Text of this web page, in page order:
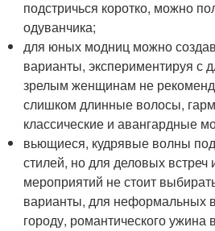
подстричься коротко, можно
одуванчика;
для юных модниц можно
варианты, экспериментируя с
зрелым женщинам не
слишком длинные волосы,
классические и авангардные
вьющиеся, кудрявые волны
стилей, но для деловых
мероприятий не стоит
варианты, для неформальных
городу, романтического ужина